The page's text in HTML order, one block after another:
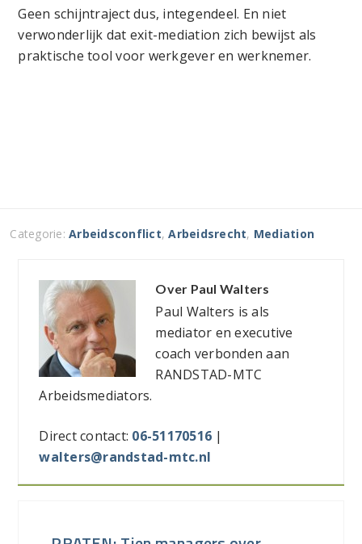
Geen schijntraject dus, integendeel. En niet
verwonderlijk dat exit-mediation zich bewijst als
praktische tool voor werkgever en werknemer.
Categorie:Arbeidsconflict,Arbeidsrecht, Mediation
Over Paul Walters
Paul Walters is als
mediator en executive
coach verbonden aan
RANDSTAD-MTC
Arbeidsmediators.
Direct contact: 06-51170516 |
walters@randstad-mtc.nl